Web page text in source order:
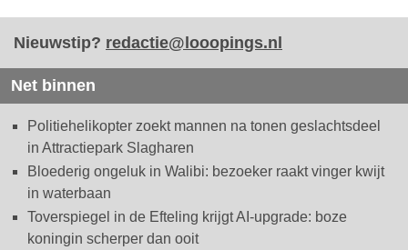
Nieuwstip? redactie@looopings.nl
Net binnen
Politiehelikopter zoekt mannen na tonen geslachtsdeel
in Attractiepark Slagharen
Bloederig ongeluk in Walibi: bezoeker raakt vinger kwijt
in waterbaan
Toverspiegel in de Efteling krijgt AI-upgrade: boze
koningin scherper dan ooit